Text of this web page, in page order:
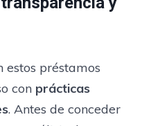
estos préstamos
con prácticas
. Antes de conceder